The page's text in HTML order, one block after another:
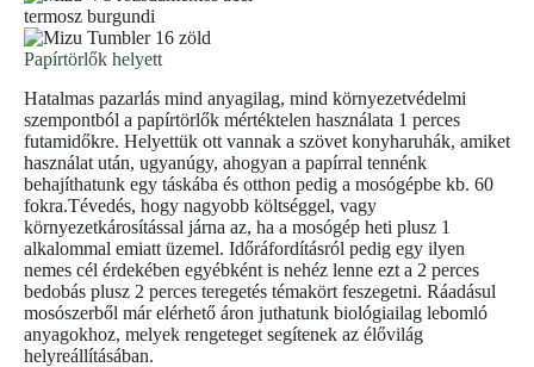
Papírtörlők helyett
Hatalmas pazarlás mind anyagilag, mind környezetvédelmi
szempontból a papírtörlők mértéktelen használata 1 perces
futamidőkre. Helyettük ott vannak a szövet konyharuhák, amiket
használat után, ugyanúgy, ahogyan a papírral tennénk
behajíthatunk egy táskába és otthon pedig a mosógépbe kb. 60
fokra.Tévedés, hogy nagyobb költséggel, vagy
környezetkárosítással járna az, ha a mosógép heti plusz 1
alkalommal emiatt üzemel. Időráfordításról pedig egy ilyen
nemes cél érdekében egyébként is nehéz lenne ezt a 2 perces
bedobás plusz 2 perces teregetés témakört feszegetni. Ráadásul
mosószerből már elérhető áron juthatunk biológiailag lebomló
anyagokhoz, melyek rengeteget segítenek az élővilág
helyreállításában.